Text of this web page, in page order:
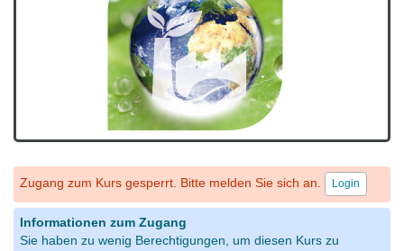
Zugang zum Kurs gesperrt. Bitte melden Sie sich an. Login
Informationen zum Zugang
Sie haben zu wenig Berechtigungen, um diesen Kurs zu